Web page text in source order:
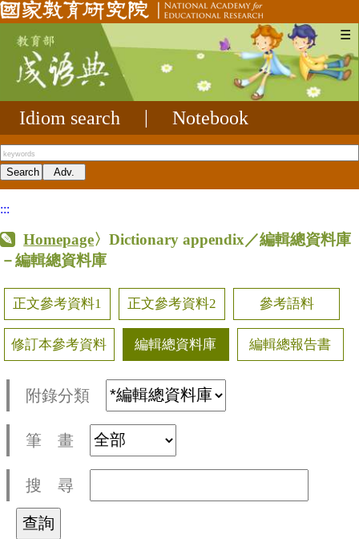
☰
Idiom search Notebook
:::
Homepage〉Dictionary appendix／編輯總資料庫
－編輯總資料庫
正文參考資料1 正文參考資料2 參考語料
修訂本參考資料 編輯總資料庫 編輯總報告書
附錄分類
筆 畫
搜 尋